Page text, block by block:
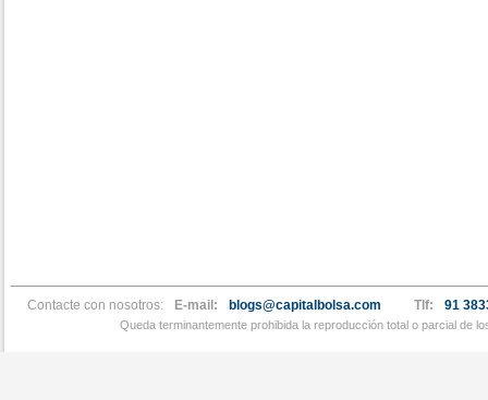
Contacte con nosotros: E-mail: blogs@capitalbolsa.com Tlf: 91
Queda terminantemente prohibida la reproducción total o parcial de